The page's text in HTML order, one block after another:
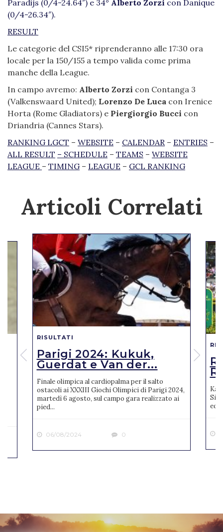
Paradijs (0/4-24.64″) e 34° Alberto Zorzi con Danique
(0/4-26.34″).
RESULT
Le categorie del CSI5* riprenderanno alle 17:30 ora
locale per la 150/155 a tempo valida come prima
manche della League.
In campo avremo: Alberto Zorzi con Contanga 3
(Valkenswaard United); Lorenzo De Luca con Irenice
Horta (Rome Gladiators) e Piergiorgio Bucci con
Driandria (Cannes Stars).
RANKING LGCT – WEBSITE – CALENDAR – ENTRIES –
ALL RESULT – SCHEDULE – TEAMS – WEBSITE
LEAGUE – TIMING – LEAGUE – GCL RANKING
Articoli Correlati
RISULTATI
Parigi 2024: Kukuk,
Guerdat e Van der...
Finale olimpica al cardiopalma per il salto
ostacoli ai XXXIII Giochi Olimpici di Parigi 2024,
martedì 6 agosto, sul campo gara realizzato ai
pied...
06/08/2024 0